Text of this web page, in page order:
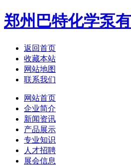
郑州巴特化学泵
返回首页
收藏本站
网站地图
联系我们
网站首页
企业简介
新闻资讯
产品展示
专业知识
人才招聘
展会信息